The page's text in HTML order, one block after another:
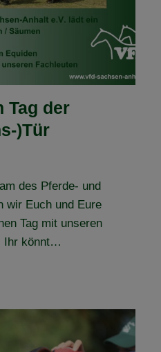
Tag der
)Tür
des Pferde- und
wir Euch und Eure
Tag mit unseren
Ihr könnt…